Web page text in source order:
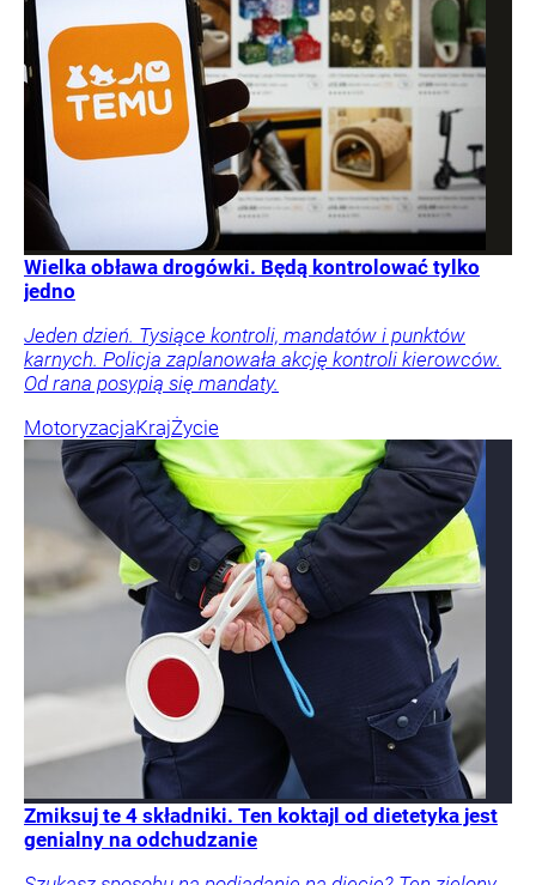
Wielka obława drogówki. Będą kontrolować tylko
jedno
Jeden dzień. Tysiące kontroli, mandatów i punktów
karnych. Policja zaplanowała akcję kontroli kierowców.
Od rana posypią się mandaty.
MotoryzacjaKrajŻycie
Zmiksuj te 4 składniki. Ten koktajl od dietetyka jest
genialny na odchudzanie